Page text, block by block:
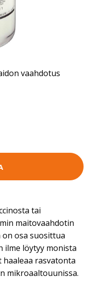
vaahdotus
tai
maitovaahdotin
osa suosittua
ilme löytyy monista
haaleaa rasvatonta
mikroaaltouunissa.